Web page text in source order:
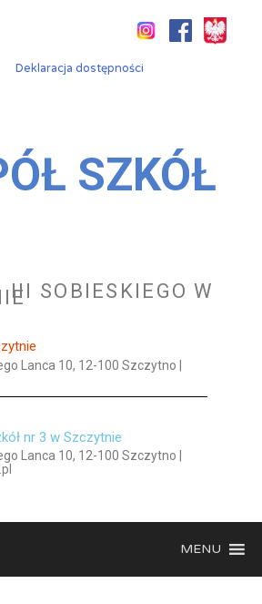
Deklaracja dostępności
SZKÓŁ
SOBIESKIEGO W
Lanca 10, 12-100 Szczytno |
nr 3 w Szczytnie
Lanca 10, 12-100 Szczytno |
MENU